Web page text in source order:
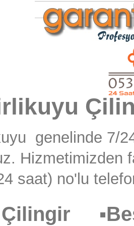
genelinde 7/
Hizmetimizden
saat) no'lu
Çilingir